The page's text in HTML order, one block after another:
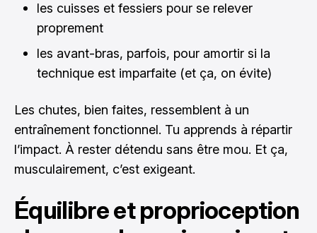
les cuisses et fessiers pour se relever
proprement
les avant-bras, parfois, pour amortir si la
technique est imparfaite (et ça, on évite)
Les chutes, bien faites, ressemblent à un
entraînement fonctionnel. Tu apprends à répartir
l’impact. À rester détendu sans être mou. Et ça,
musculairement, c’est exigeant.
Équilibre et proprioception